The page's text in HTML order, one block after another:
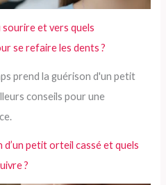
sourire et vers quels
se refaire les dents ?
petit orteil cassé et quels
?